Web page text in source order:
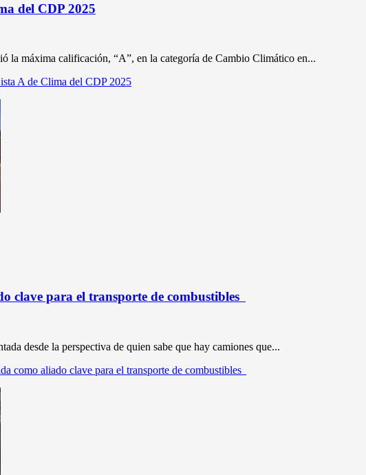
del CDP 2025
máxima calificación, “A”, en la categoría de Cambio Climático en...
A de Clima del CDP 2025
clave para el transporte de combustibles
desde la perspectiva de quien sabe que hay camiones que...
como aliado clave para el transporte de combustibles